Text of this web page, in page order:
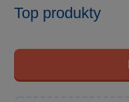
Top produkty